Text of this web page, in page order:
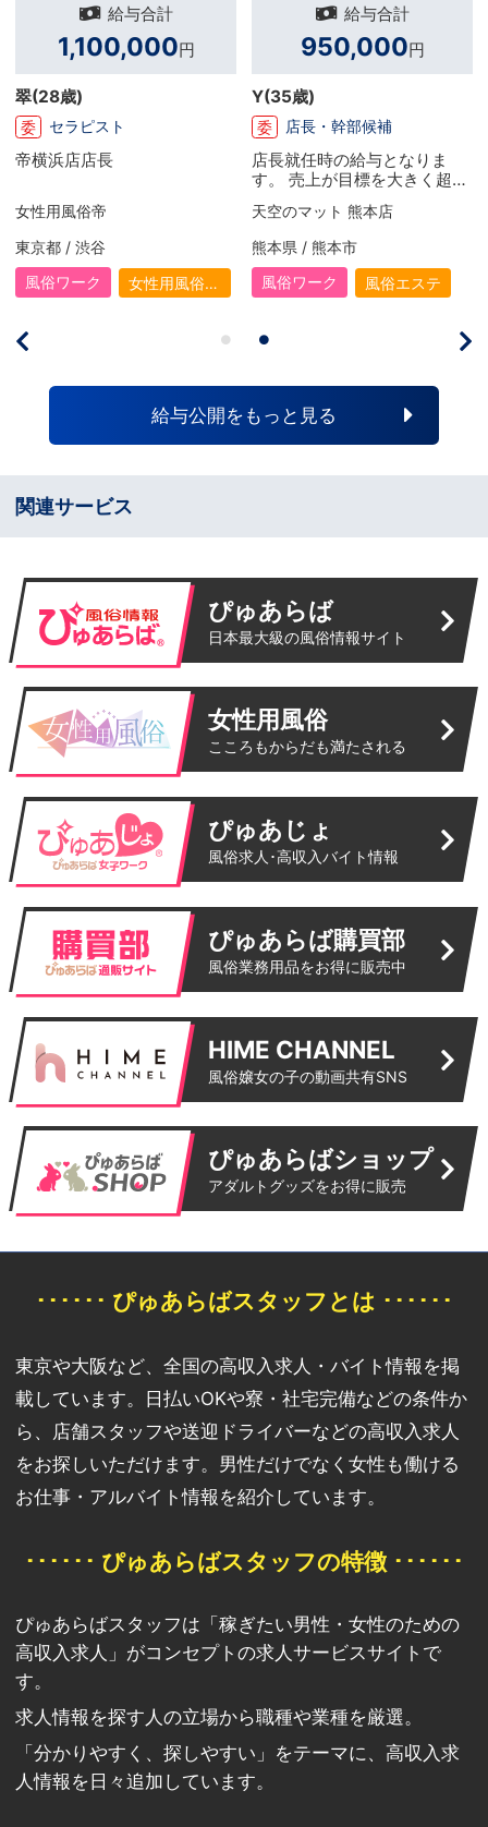
給与合計
1,100,000円
翠(28歳)
委 セラピスト
帝横浜店店長
女性用風俗帝
東京都 / 渋谷
風俗ワーク
女性用風俗
給与合計
950,000円
Y(35歳)
委 店長・幹部候補
店長就任時の給与となりま
す。 売上が目標を大きく超え
たので歩合もついての給与と
なります。 頑張った分だけ結
果が返ってくるので社員・副
店長時とはまた別のやりがい
を感じています
天空のマット 熊本店
熊本県 / 熊本市
風俗ワーク
風俗エステ
給与公開をもっと見る
関連サービス
ぴゅあらば
日本最大級の風俗情報サイト
女性用風俗
こころもからだも満たされる
ぴゅあじょ
風俗求人･高収入バイト情報
ぴゅあらば購買部
風俗業務用品をお得に販売中
HIME CHANNEL
風俗嬢女の子の動画共有SNS
ぴゅあらばショップ
アダルトグッズをお得に販売
･･････ ぴゅあらばスタッフとは ･･････
東京や大阪など、全国の高収入求人・バイト情報を掲
載しています。日払いOKや寮・社宅完備などの条件か
ら、店舗スタッフや送迎ドライバーなどの高収入求人
をお探しいただけます。男性だけでなく女性も働ける
お仕事・アルバイト情報を紹介しています。
･･････ ぴゅあらばスタッフの特徴 ･･････
ぴゅあらばスタッフは「稼ぎたい男性・女性のための
高収入求人」がコンセプトの求人サービスサイトで
す。
求人情報を探す人の立場から職種や業種を厳選。
「分かりやすく、探しやすい」をテーマに、高収入求
人情報を日々追加しています。